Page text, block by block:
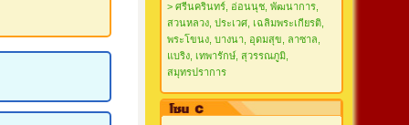
> ศรีนครินทร์, อ่อนนุช, พัฒนาการ,
สวนหลวง, ประเวศ, เฉลิมพระเกียรติ,
พระโขนง, บางนา, อุดมสุข, ลาซาล,
แบริง, เทพารักษ์, สุวรรณภูมิ,
สมุทรปราการ